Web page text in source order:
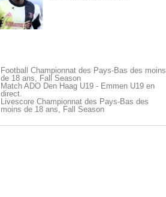
Football Championnat des Pays-Bas des moins
de 18 ans, Fall Season
Match ADO Den Haag U19 - Emmen U19 en
direct.
Livescore Championnat des Pays-Bas des
moins de 18 ans, Fall Season